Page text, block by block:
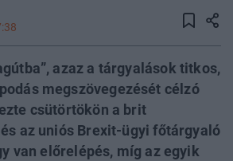
azaz a tárgyalások titkos,
megszövegezését célzó
csütörtökön a brit
az uniós Brexit-ügyi főtárgyaló
van előrelépés, míg az egyik